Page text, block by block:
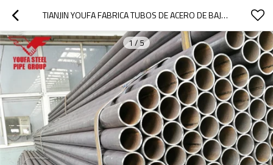
TIANJIN YOUFA FABRICA TUBOS DE ACERO DE BAJA EMISIÓN DE CARBONO CON Q195-235
1 /5